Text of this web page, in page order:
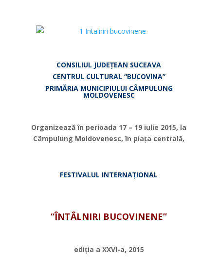
CONSILIUL JUDEȚEAN SUCEAVA
CENTRUL CULTURAL “BUCOVINA”
PRIMĂRIA MUNICIPIULUI CÂMPULUNG
MOLDOVENESC
Organizează în perioada 17 – 19 iulie 2015, la
Câmpulung Moldovenesc, în piața centrală,
FESTIVALUL INTERNAȚIONAL
“ÎNTÂLNIRI BUCOVINENE”
ediția a XXVI-a, 2015